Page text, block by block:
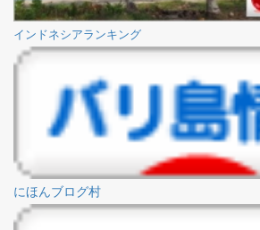
インドネシアランキング
にほんブログ村